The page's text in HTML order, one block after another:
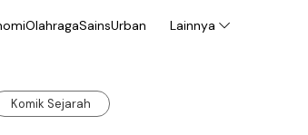
OlahragaSainsUrban Lainnya
Komik Sejarah